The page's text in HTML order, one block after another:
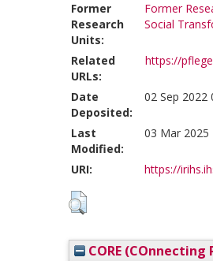
Former
Research
Units:
Former
Social
Related
URLs:
https://
Date
Deposited:
02 Sep 2022
Last
Modified:
03 Mar 2025
URI: https://
CORE (COnnecting